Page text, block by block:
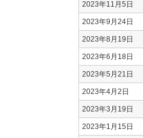
2023年11月5日
2023年9月24日
2023年8月19日
2023年6月18日
2023年5月21日
2023年4月2日
2023年3月19日
2023年1月15日